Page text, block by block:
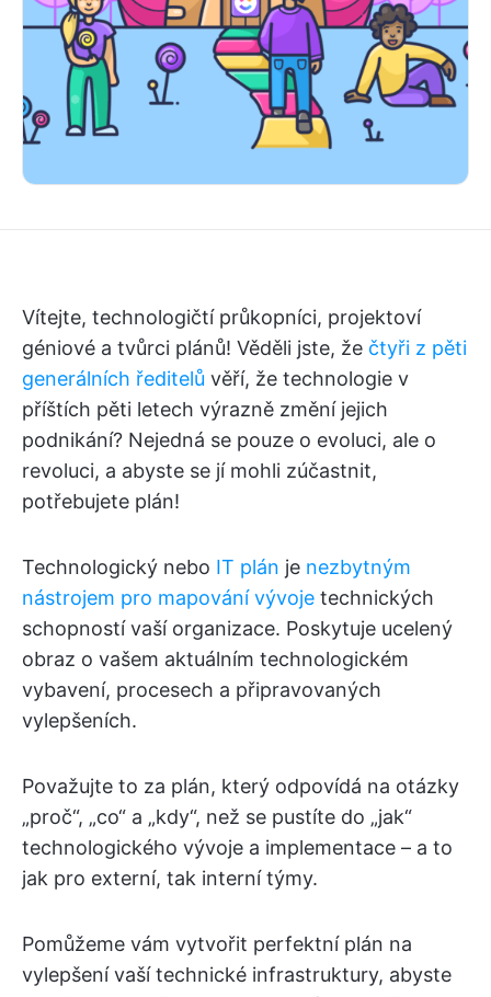
Vítejte, technologičtí průkopníci, projektoví
géniové a tvůrci plánů! Věděli jste, že čtyři z pěti
generálních ředitelů věří, že technologie v
příštích pěti letech výrazně změní jejich
podnikání? Nejedná se pouze o evoluci, ale o
revoluci, a abyste se jí mohli zúčastnit,
potřebujete plán!
Technologický nebo IT plán je nezbytným
nástrojem pro mapování vývoje technických
schopností vaší organizace. Poskytuje ucelený
obraz o vašem aktuálním technologickém
vybavení, procesech a připravovaných
vylepšeních.
Považujte to za plán, který odpovídá na otázky
„proč“, „co“ a „kdy“, než se pustíte do „jak“
technologického vývoje a implementace – a to
jak pro externí, tak interní týmy.
Pomůžeme vám vytvořit perfektní plán na
vylepšení vaší technické infrastruktury, abyste